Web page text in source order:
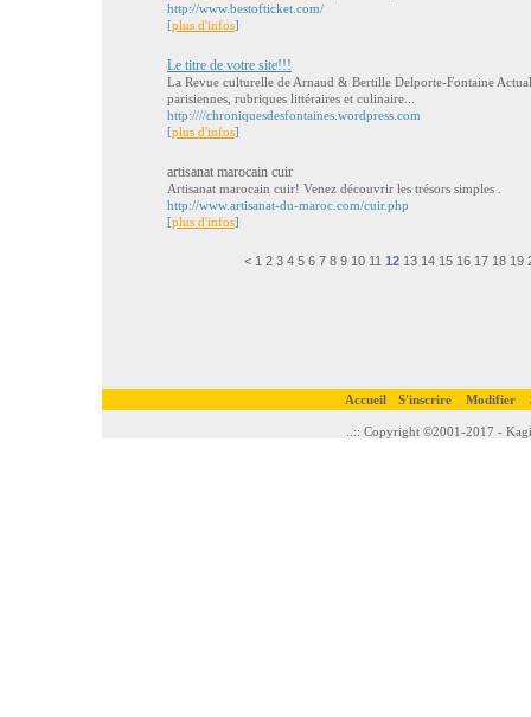
http://www.bestofticket.com/
[plus d'infos]
Le titre de votre site!!!
La Revue culturelle de Arnaud & Bertille Delporte-Fontaine
parisiennes, rubriques littéraires et culinaire...
http:////chroniquesdesfontaines.wordpress.com
[plus d'infos]
artisanat marocain cuir
Artisanat marocain cuir! Venez découvrir les trésors simples .
http://www.artisanat-du-maroc.com/cuir.php
[plus d'infos]
< 1 2 3 4 5 6 7 8 9 10 11 12 13 14 15 16 17 18 19
Accueil S'inscrire Modifier
..:: Copyright ©2001-2017 -